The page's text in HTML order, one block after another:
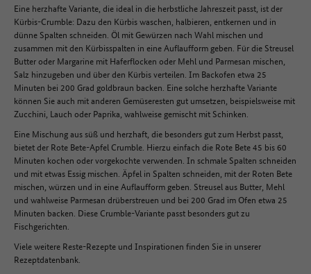
Eine herzhafte Variante, die ideal in die herbstliche Jahreszeit passt, ist der
Kürbis-Crumble: Dazu den Kürbis waschen, halbieren, entkernen und in
dünne Spalten schneiden. Öl mit Gewürzen nach Wahl mischen und
zusammen mit den Kürbisspalten in eine Auflaufform geben. Für die Streusel
Butter oder Margarine mit Haferflocken oder Mehl und Parmesan mischen,
Salz hinzugeben und über den Kürbis verteilen. Im Backofen etwa 25
Minuten bei 200 Grad goldbraun backen. Eine solche herzhafte Variante
können Sie auch mit anderen Gemüseresten gut umsetzen, beispielsweise mit
Zucchini, Lauch oder Paprika, wahlweise gemischt mit Schinken.
Eine Mischung aus süß und herzhaft, die besonders gut zum Herbst passt,
bietet der Rote Bete-Apfel Crumble. Hierzu einfach die Rote Bete 45 bis 60
Minuten kochen oder vorgekochte verwenden. In schmale Spalten schneiden
und mit etwas Essig mischen. Äpfel in Spalten schneiden, mit der Roten Bete
mischen, würzen und in eine Auflaufform geben. Streusel aus Butter, Mehl
und wahlweise Parmesan drüberstreuen und bei 200 Grad im Ofen etwa 25
Minuten backen. Diese Crumble-Variante passt besonders gut zu
Fischgerichten.
Viele weitere Reste-Rezepte und Inspirationen finden Sie in unserer
Rezeptdatenbank.